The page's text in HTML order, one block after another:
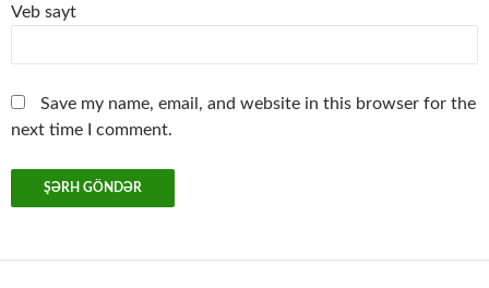
Veb sayt
Save my name, email, and website in this browser for the
next time I comment.